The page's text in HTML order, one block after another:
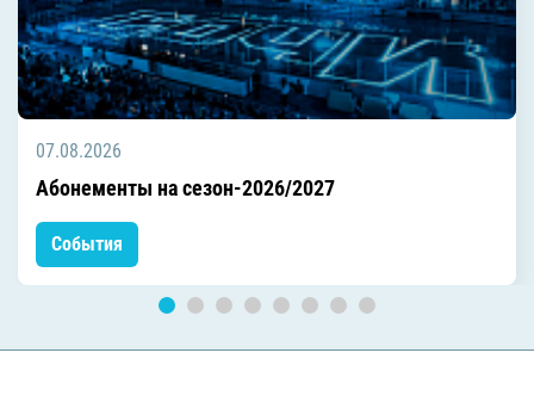
07.08.2026
Абонементы на сезон-2026/2027
События